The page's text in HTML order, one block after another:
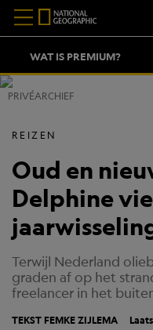
WAT IS PREMIUM?
PRIVÉARCHIEF
REIZEN
Oud en
Delphine
Terwijl Nederland
graden af op het
freelancer in het
TEKST FEMKE ZIJLEMA